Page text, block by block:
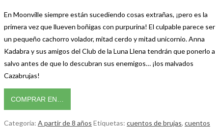
En Moonville siempre están sucediendo cosas extrañas, ¡pero es la
primera vez que llueven boñigas con purpurina! El culpable parece ser
un pequeño cachorro volador, mitad cerdo y mitad unicornio. Anna
Kadabra y sus amigos del Club de la Luna Llena tendrán que ponerlo a
salvo antes de que lo descubran sus enemigos… ¡los malvados
Cazabrujas!
COMPRAR EN…
Categoría: A partir de 8 años Etiquetas: cuentos de brujas, cuentos